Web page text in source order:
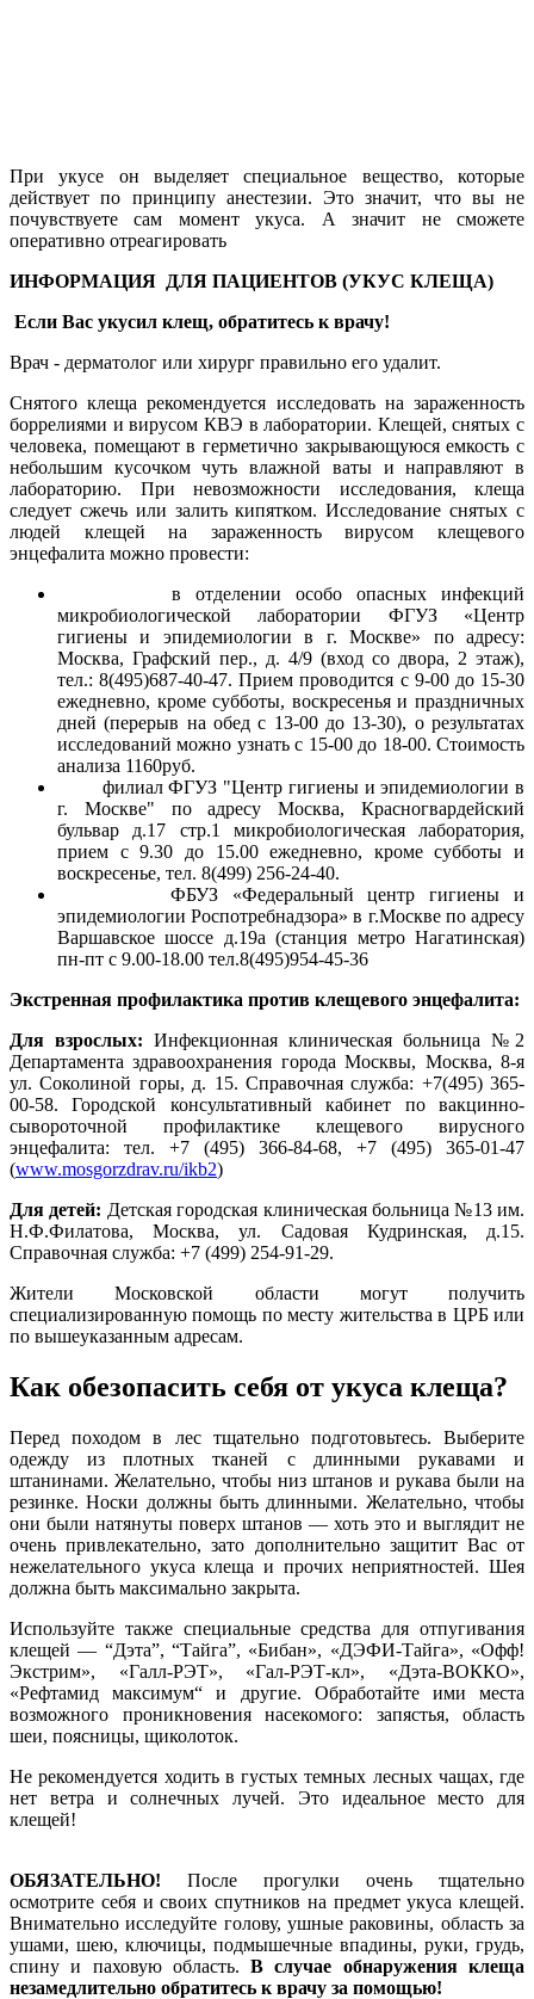
При укусе он выделяет специальное вещество, которые
действует по принципу анестезии. Это значит, что вы не
почувствуете сам момент укуса. А значит не сможете
оперативно отреагировать
ИНФОРМАЦИЯ ДЛЯ ПАЦИЕНТОВ (УКУС КЛЕЩА)
Если Вас укусил клещ, обратитесь к врачу!
Врач - дерматолог или хирург правильно его удалит.
Снятого клеща рекомендуется исследовать на зараженность
боррелиями и вирусом КВЭ в лаборатории. Клещей, снятых с
человека, помещают в герметично закрывающуюся емкость с
небольшим кусочком чуть влажной ваты и направляют в
лабораторию. При невозможности исследования, клеща
следует сжечь или залить кипятком. Исследование снятых с
людей клещей на зараженность вирусом клещевого
энцефалита можно провести:
в отделении особо опасных инфекций
микробиологической лаборатории ФГУЗ «Центр
гигиены и эпидемиологии в г. Москве» по адресу:
Москва, Графский пер., д. 4/9 (вход со двора, 2 этаж),
тел.: 8(495)687-40-47. Прием проводится с 9-00 до 15-30
ежедневно, кроме субботы, воскресенья и праздничных
дней (перерыв на обед с 13-00 до 13-30), о результатах
исследований можно узнать с 15-00 до 18-00. Стоимость
анализа 1160руб.
филиал ФГУЗ "Центр гигиены и эпидемиологии в
г. Москве" по адресу Москва, Красногвардейский
бульвар д.17 стр.1 микробиологическая лаборатория,
прием с 9.30 до 15.00 ежедневно, кроме субботы и
воскресенье, тел. 8(499) 256-24-40.
ФБУЗ «Федеральный центр гигиены и
эпидемиологии Роспотребнадзора» в г.Москве по адресу
Варшавское шоссе д.19а (станция метро Нагатинская)
пн-пт с 9.00-18.00 тел.8(495)954-45-36
Экстренная профилактика против клещевого энцефалита:
Для взрослых: Инфекционная клиническая больница №2
Департамента здравоохранения города Москвы, Москва, 8-я
ул. Соколиной горы, д. 15. Справочная служба: +7(495) 365-
00-58. Городской консультативный кабинет по вакцинно-
сывороточной профилактике клещевого вирусного
энцефалита: тел. +7 (495) 366-84-68, +7 (495) 365-01-47
(www.mosgorzdrav.ru/ikb2)
Для детей: Детская городская клиническая больница №13 им.
Н.Ф.Филатова, Москва, ул. Садовая Кудринская, д.15.
Справочная служба: +7 (499) 254-91-29.
Жители Московской области могут получить
специализированную помощь по месту жительства в ЦРБ или
по вышеуказанным адресам.
Как обезопасить себя от укуса клеща?
Перед походом в лес тщательно подготовьтесь. Выберите
одежду из плотных тканей с длинными рукавами и
штанинами. Желательно, чтобы низ штанов и рукава были на
резинке. Носки должны быть длинными. Желательно, чтобы
они были натянуты поверх штанов — хоть это и выглядит не
очень привлекательно, зато дополнительно защитит Вас от
нежелательного укуса клеща и прочих неприятностей. Шея
должна быть максимально закрыта.
Используйте также специальные средства для отпугивания
клещей — “Дэта”, “Тайга”, «Бибан», «ДЭФИ-Тайга», «Офф!
Экстрим», «Галл-РЭТ», «Гал-РЭТ-кл», «Дэта-ВОККО»,
«Рефтамид максимум“ и другие. Обработайте ими места
возможного проникновения насекомого: запястья, область
шеи, поясницы, щиколоток.
Не рекомендуется ходить в густых темных лесных чащах, где
нет ветра и солнечных лучей. Это идеальное место для
клещей!
ОБЯЗАТЕЛЬНО! После прогулки очень тщательно
осмотрите себя и своих спутников на предмет укуса клещей.
Внимательно исследуйте голову, ушные раковины, область за
ушами, шею, ключицы, подмышечные впадины, руки, грудь,
спину и паховую область.В случае обнаружения клеща
незамедлительно обратитесь к врачу за помощью!